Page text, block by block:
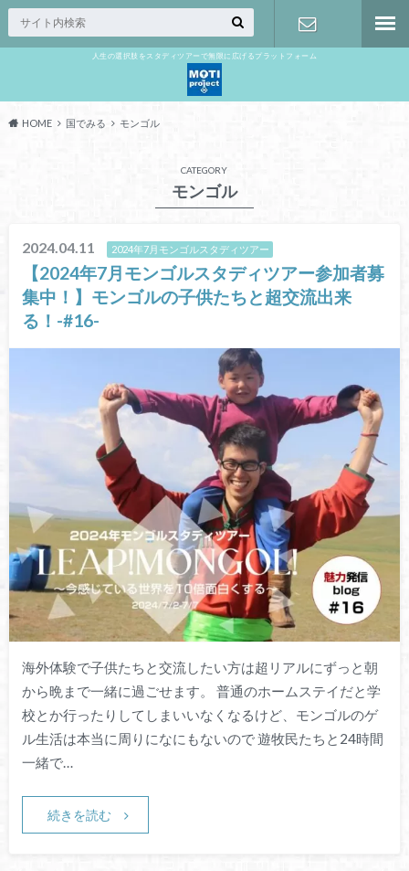
人生の選択肢をスタディツアーで無限に広げるプラットフォーム
HOME 国でみる モンゴル
CATEGORY
モンゴル
2024.04.11 2024年7月モンゴルスタディツアー
【2024年7月モンゴルスタディツアー参加者募
集中！】モンゴルの子供たちと超交流出来
る！-#16-
海外体験で子供たちと交流したい方は超リアルにずっと朝
から晩まで一緒に過ごせます。 普通のホームステイだと学
校とか行ったりしてしまいいなくなるけど、モンゴルのゲ
ル生活は本当に周りになにもないので 遊牧民たちと24時間
一緒で…
続きを読む